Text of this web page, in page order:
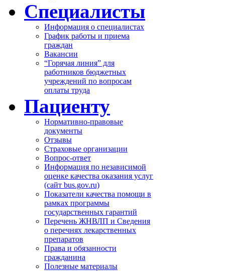
Специалисты
Информация о специалистах
График работы и приема
граждан
Вакансии
“Горячая линия” для
работников бюджетных
учреждений по вопросам
оплаты труда
Пациенту
Нормативно-правовые
документы
Отзывы
Страховые организации
Вопрос-ответ
Информация по независимой
оценке качества оказания услуг
(сайт bus.gov.ru)
Показатели качества помощи в
рамках программы
государственных гарантий
Перечень ЖНВЛП и Сведения
о перечнях лекарственных
препаратов
Права и обязанности
гражданина
Полезные материалы